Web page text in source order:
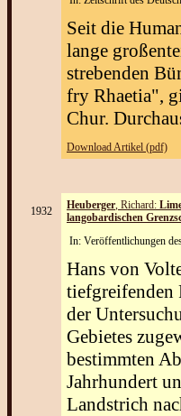
Seit die
lange
strebenden
fry Rhaetia",
Chur.
Download Artikel (pdf)
1932 Heuberger, Richard:
langobardischen
In: Veröffentlichungen
Hans von
tiefgreifenden
der
Gebietes
bestimmten
Jahrhundert
Landstrich